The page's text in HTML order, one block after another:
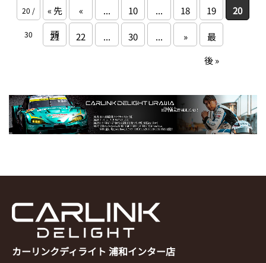
20 /
30
« 先
頭
« ... 10 ... 18 19 20
21 22 ... 30 ... »
最
後 »
カーリンクディライト 浦和インター店